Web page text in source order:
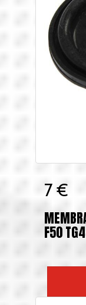
7 €
F50